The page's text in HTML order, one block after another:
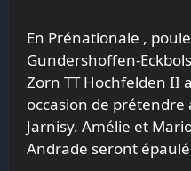
En Prénationale ,
Gundershoffen-
Zorn TT Hochfelden II
occasion de
Jarnisy. Amélie et
Andrade seront